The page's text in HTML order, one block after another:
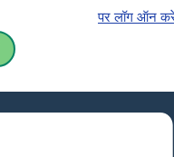
पर लॉग ऑन